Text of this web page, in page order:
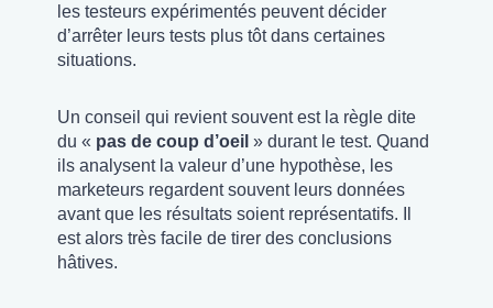
les testeurs expérimentés peuvent décider
d’arrêter leurs tests plus tôt dans certaines
situations.
Un conseil qui revient souvent est la règle dite
du « pas de coup d’oeil » durant le test. Quand
ils analysent la valeur d’une hypothèse, les
marketeurs regardent souvent leurs données
avant que les résultats soient représentatifs. Il
est alors très facile de tirer des conclusions
hâtives.